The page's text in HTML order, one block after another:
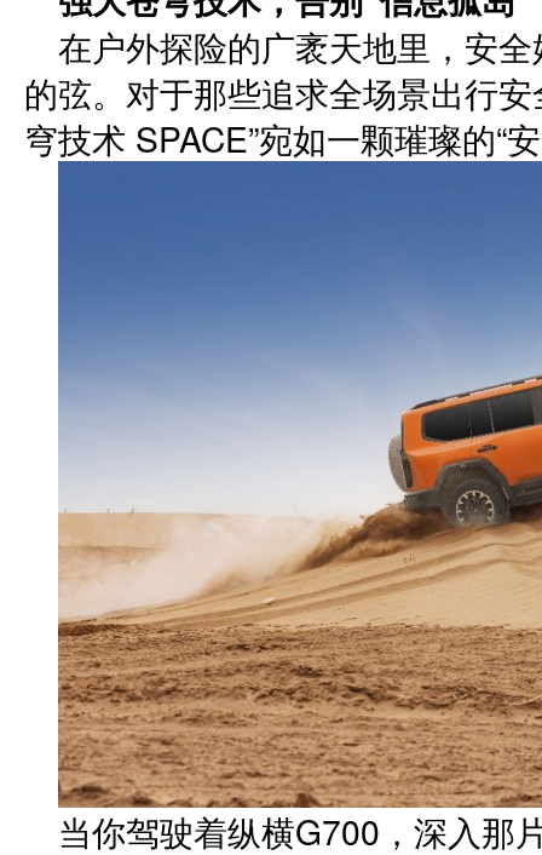
在户外探险的广袤天地里，安
的弦。对于那些追求全场景出行
穹技术 SPACE”宛如一颗璀璨的“
当你驾驶着纵横G700，深入那